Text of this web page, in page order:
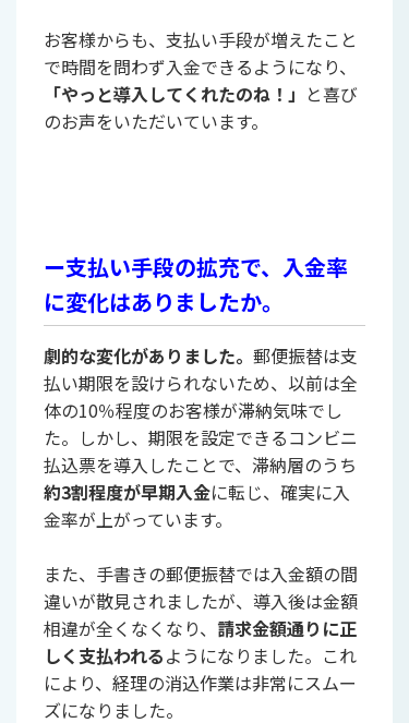
お客様からも、支払い手段が増えたこと
で時間を問わず入金できるようになり、
「やっと導入してくれたのね！」 と喜び
のお声をいただいています。
ー支払い手段の拡充で、入金率
に変化はありましたか。
劇的な変化がありました。 郵便振替は支
払い期限を設けられないため、以前は全
体の10％程度のお客様が滞納気味でし
た。しかし、期限を設定できるコンビニ
払込票を導入したことで、滞納層のうち
約3割程度が早期入金に転じ、確実に入
金率が上がっています。
また、手書きの郵便振替では入金額の間
違いが散見されましたが、導入後は金額
相違が全くなくなり、 請求金額通りに正
しく支払われるようになりました。これ
により、経理の消込作業は非常にスムー
ズになりました。